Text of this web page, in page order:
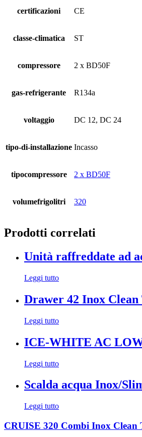
certificazioni CE
classe-climatica ST
compressore 2 x BD50F
gas-refrigerante R134a
voltaggio DC 12, DC 24
tipo-di-installazione Incasso
tipocompressore 2 x BD50F
volumefrigolitri 320
Prodotti correlati
Unità raffreddate ad
Leggi tutto
Drawer 42 Inox Clean
Leggi tutto
ICE-WHITE AC
Leggi tutto
Scalda acqua Inox/
Leggi tutto
CRUISE 320 Combi Inox Clean